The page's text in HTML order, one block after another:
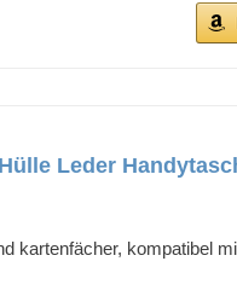
Leder
kartenfächer, kompatibel